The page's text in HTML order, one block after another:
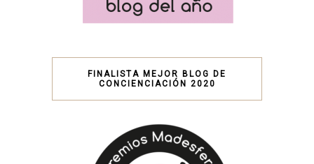
FINALISTA MEJOR BLOG DE
CONCIENCIACIÓN 2020